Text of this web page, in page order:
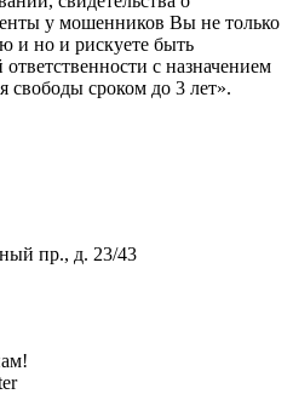
у мошенников Вы не только
и но и рискуете быть
с назначением
свободы сроком до 3 лет».
пр., д. 23/43